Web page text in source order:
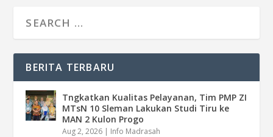
BERITA TERBARU
Tngkatkan Kualitas Pelayanan, Tim PMP ZI
MTsN 10 Sleman Lakukan Studi Tiru ke
MAN 2 Kulon Progo
Aug 2, 2026 | Info Madrasah